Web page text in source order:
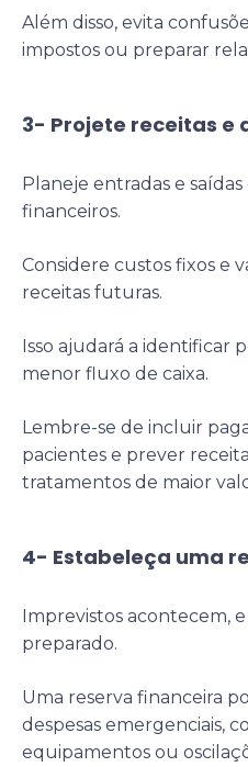
Além disso, evita
impostos ou preparar
3- Projete receitas e
Planeje entradas e
financeiros.
Considere custos fixos e
receitas futuras.
Isso ajudará a identificar
menor fluxo de caixa.
Lembre-se de incluir
pacientes e prever
tratamentos de maior
4- Estabeleça uma
Imprevistos acontecem,
preparado.
Uma reserva financeira
despesas emergenciais,
equipamentos ou